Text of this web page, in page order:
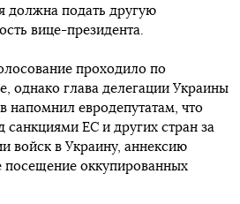
должна подать другую
вице-президента.
проходило по
однако глава делегации Украины
напомнил евродепутатам, что
санкциями ЕС и других стран за
войск в Украину, аннексию
оккупированных